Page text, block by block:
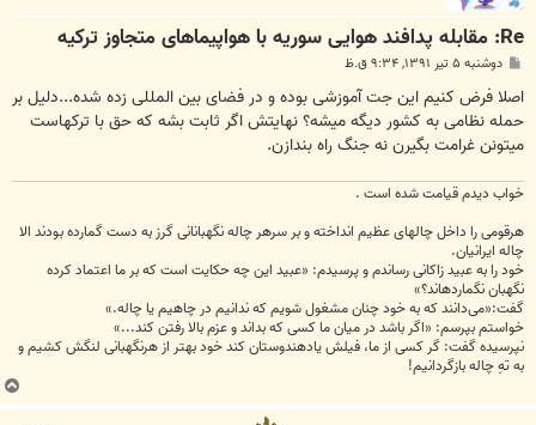
Re: مقابله پدافند هوایی سوریه با هواپیما‌های متجاوز ترکیه
پ
ت
دوشنبه ۵ تیر ۱۳۹۱, ۹:۳۴ ق.ظ
اصلا فرض کنیم این جت آموزشی بوده و در فضای بین المللی زده شده...دلیل بر
حمله نظامی به کشور دیگه میشه؟ نهایتش اگر ثابت بشه که حق با ترکهاست
میتونن غرامت بگیرن نه جنگ راه بندازن.
خواب دیدم قیامت شده است .
هرقومی را داخل چاله‏ای عظیم انداخته و بر سرهر چاله نگهبانانی گرز به دست گمارده بودند الا
چاله‏ ایرانیان.
خود را به عبید زاکانی رساندم و پرسیدم: «عبید این چه حکایت است که بر ما اعتماد کرده
نگهبان نگمارده‏اند؟»
گفت:«می‌دانند که به خود چنان مشغول شویم که ندانیم در چاهیم یا چاله.»
خواستم بپرسم: «اگر باشد در میان ما کسی که بداند و عزم بالا رفتن کند...»
نپرسیده گفت: گر کسی از ما، فیلش یادهندوستان کند خود بهتر از هرنگهبانی لنگش کشیم و
به تهِ چاله بازگردانیم!
ب
ا